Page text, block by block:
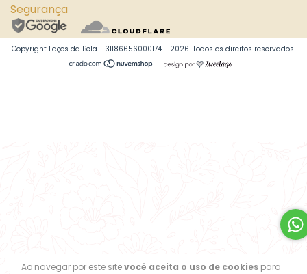
Ao navegar por este sitevocê aceita o uso de cookies para
Segurança
Copyright Laços da Bela - 31186656000174 - 2026. Todos os direitos reservados.